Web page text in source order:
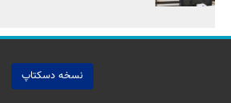
نسخه دسکتاپ